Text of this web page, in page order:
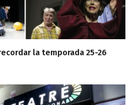
la temporada 25-26